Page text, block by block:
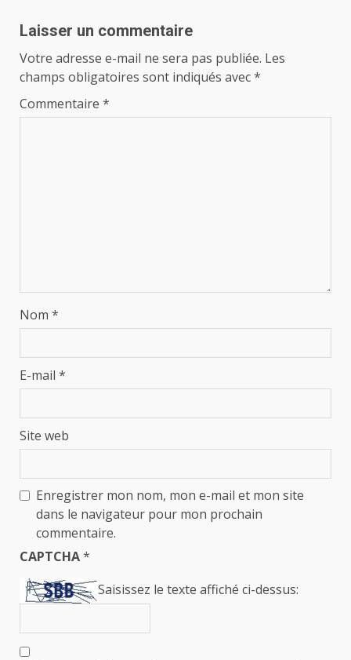
Laisser un commentaire
Votre adresse e-mail ne sera pas publiée. Les
champs obligatoires sont indiqués avec*
Commentaire *
Nom *
E-mail *
Site web
Enregistrer mon nom, mon e-mail et mon site
dans le navigateur pour mon prochain
commentaire.
CAPTCHA*
Saisissez le texte affiché ci-dessus: